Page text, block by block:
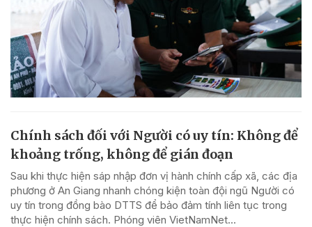
Chính sách đối với Người có uy tín: Không để
khoảng trống, không để gián đoạn
Sau khi thực hiện sáp nhập đơn vị hành chính cấp xã, các địa
phương ở An Giang nhanh chóng kiện toàn đội ngũ Người có
uy tín trong đồng bào DTTS để bảo đảm tính liên tục trong
thực hiện chính sách. Phóng viên VietNamNet...